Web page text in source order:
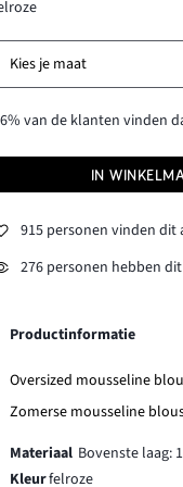
Kies je maat
van de klanten vinden
IN
915 personen vinden
276 personen hebben
Productinformatie
Oversized mousseline
Zomerse mousseline
Materiaal Bovenste laag:
Kleurfelroze